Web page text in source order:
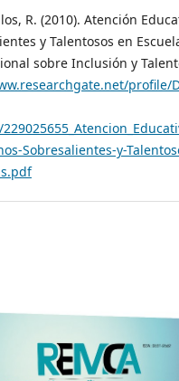
R. (2010). Atención
y Talentosos en
sobre Inclusión y
profile/
Sobresalientes-y-